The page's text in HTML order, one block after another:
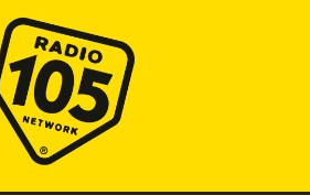
Radio 105